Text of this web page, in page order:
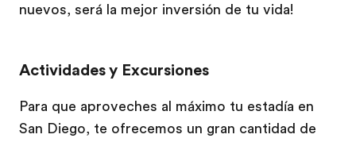
nuevos, será la mejor inversión de tu vida!
Actividades y Excursiones
Para que aproveches al máximo tu estadía en
San Diego, te ofrecemos un gran cantidad de